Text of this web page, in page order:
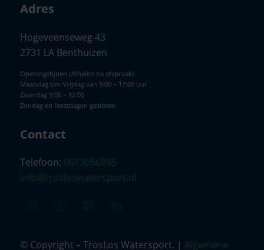
Adres
Hogeveenseweg 43
2731 LA Benthuizen
Openingstijden (Afhalen na afspraak)
Maandag t/m Vrijdag van 9:00 – 17:00 uur
Zaterdag 9:00 – 12:00
Zondag en feestdagen gesloten
Contact
Telefoon: 0613056055
info@trosloswatersport.nl
© Copyright – TrosLos Watersport. | Algemene